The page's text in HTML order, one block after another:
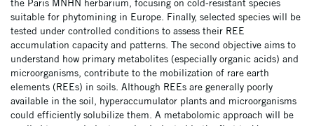
the Paris MNHN herbarium, focusing on cold-resistant species
suitable for phytomining in Europe. Finally, selected species will be
tested under controlled conditions to assess their REE
accumulation capacity and patterns. The second objective aims to
understand how primary metabolites (especially organic acids) and
microorganisms, contribute to the mobilization of rare earth
elements (REEs) in soils. Although REEs are generally poorly
available in the soil, hyperaccumulator plants and microorganisms
could efficiently solubilize them. A metabolomic approach will be